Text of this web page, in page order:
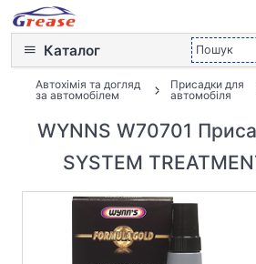
Каталог
Автохімія та догляд
за автомобілем
Присадки для
автомобіля
WYNNS W70701
SYSTEM